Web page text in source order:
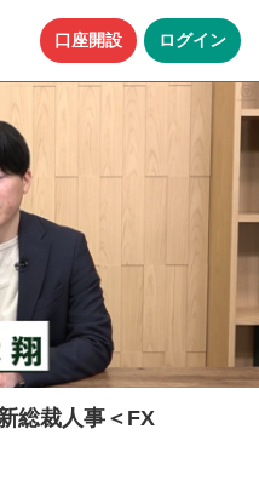
口座開設 ログイン
総裁人事＜FX